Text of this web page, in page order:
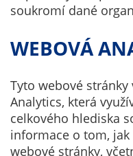
soukromí dané
WEBOVÁ
Tyto webové
Analytics, která
celkového hlediska
informace o tom,
webové stránky,
našeho webu.
vypnete
analytických
cookies ve
vztahu k Vaší
návštěvě,
ztrácíme